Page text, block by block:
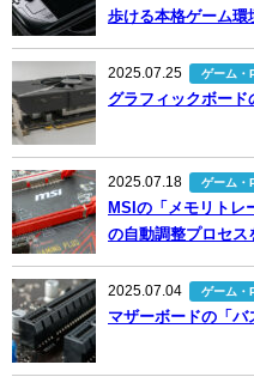
歩ける本格ゲーム環
2025.07.25 ゲーム・
グラフィックボー
2025.07.18 ゲーム・
MSIの「メモリトレ
の自動調整プロセス
2025.07.04 ゲーム・
マザーボードの「バ